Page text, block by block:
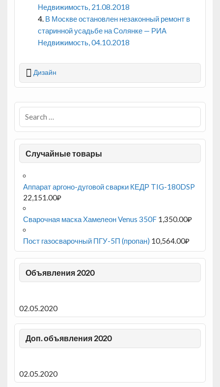
Недвижимость, 21.08.2018
В Москве остановлен незаконный ремонт в
старинной усадьбе на Солянке — РИА
Недвижимость, 04.10.2018
Дизайн
Случайные товары
Аппарат аргоно-дуговой сварки КЕДР TIG-180DSP
22,151.00₽
Сварочная маска Хамелеон Venus 350F 1,350.00₽
Пост газосварочный ПГУ-5П (пропан) 10,564.00₽
Объявления 2020
02.05.2020
Доп. объявления 2020
02.05.2020